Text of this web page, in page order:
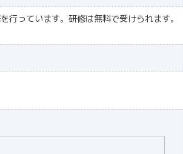
っています。研修は無料で受けられます。